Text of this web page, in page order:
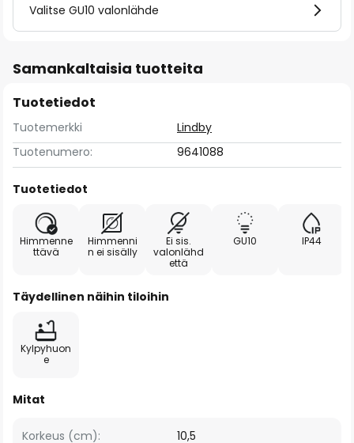
Valitse GU10 valonlähde
Samankaltaisia tuotteita
Tuotetiedot
Tuotemerkki
Lindby
Tuotenumero:
9641088
Tuotetiedot
Himmenne
ttävä
Himmenni
n ei sisälly
Ei sis.
valonlähd
että
GU10 IP44
Täydellinen näihin tiloihin
Kylpyhuon
e
Mitat
Korkeus (cm): 10,5